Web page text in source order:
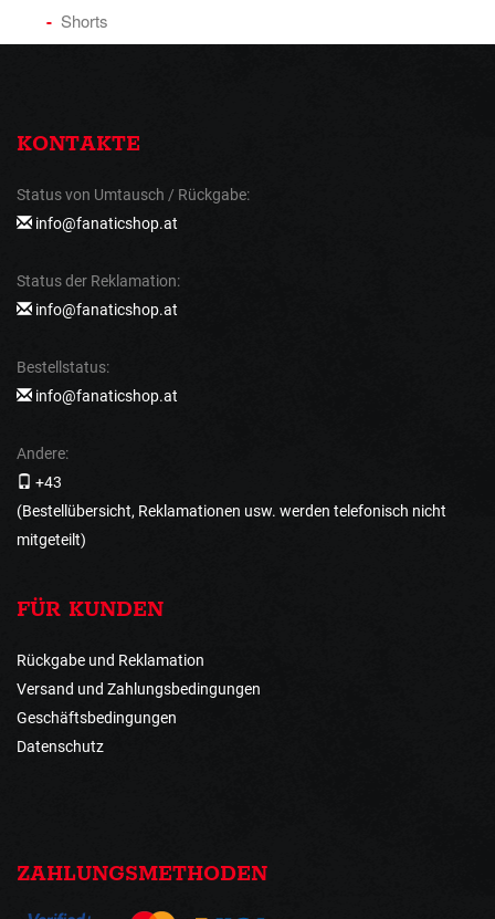
Shorts
KONTAKTE
Status von Umtausch / Rückgabe:
info@fanaticshop.at
Status der Reklamation:
info@fanaticshop.at
Bestellstatus:
info@fanaticshop.at
Andere:
+43
(Bestellübersicht, Reklamationen usw. werden telefonisch nicht
mitgeteilt)
FÜR KUNDEN
Rückgabe und Reklamation
Versand und Zahlungsbedingungen
Geschäftsbedingungen
Datenschutz
ZAHLUNGSMETHODEN